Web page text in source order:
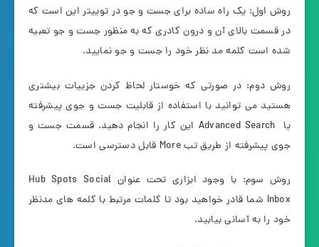
روش اول: یک راه ساده برای جست و جو در توییتر این است که
در قسمت بالای آن و درون کادری که به منظور جست و جو تعبیه
شده است کلمه مد نظر خود را جست و جو نمایید.
روش دوم: در صورتی که خوستار لحاظ کردن جزییات بیشتری
هستید می توانید با استفاده از قابلیت جست و جوی پیشرفته
یا Advanced Search این کار را انجام دهید. قسمت جست و
جوی پیشرفته از طریق تب More قابل دسترسی است.
روش سوم: با وجود ابزاری تحت عنوان Hub Spots Social
Inbox شما قادر خواهید بود تا کلمات مرتبط با کلمه های مدنظر
خود را به آسانی بیابید.